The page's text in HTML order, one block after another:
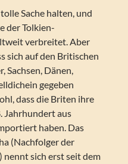
Sache halten, und
der Tolkien-
verbreitet. Aber
sich auf den Britischen
Sachsen, Dänen,
gegeben
dass die Briten ihre
Jahrhundert aus
haben. Das
(Nachfolger der
sich erst seit dem